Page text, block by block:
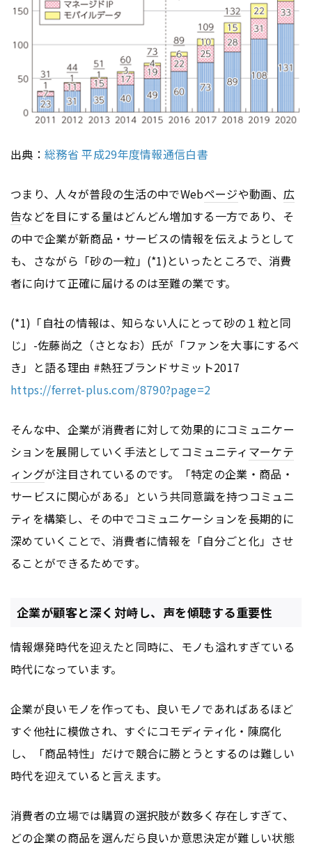
出典： 総務省 平成29年度情報通信白書
つまり、人々が普段の生活の中でWebページや動画、広
告などを目にする量はどんどん増加する一方であり、そ
の中で企業が新商品・サービスの情報を伝えようとして
も、さながら「砂の一粒」(*1)といったところで、消費
者に向けて正確に届けるのは至難の業です。
(*1)「自社の情報は、知らない人にとって砂の１粒と同
じ」-佐藤尚之（さとなお）氏が「ファンを大事にするべ
き」と語る理由 #熱狂ブランドサミット2017
https://ferret-plus.com/8790?page=2
そんな中、企業が消費者に対して効果的にコミュニケー
ションを展開していく手法としてコミュニティ マーケテ
ィングが注目されているのです。「特定の企業・商品・
サービスに関心がある」という共同意識を持つコミュニ
ティを構築し、その中でコミュニケーションを長期的に
深めていくことで、消費者に情報を「自分ごと化」させ
ることができるためです。
企業が顧客と深く対峙し、声を傾聴する重要性
情報爆発時代を迎えたと同時に、モノも溢れすぎている
時代になっています。
企業が良いモノを作っても、良いモノであればあるほど
すぐ他社に模倣され、すぐにコモディティ化・陳腐化
し、「商品特性」だけで競合に勝とうとするのは難しい
時代を迎えていると言えます。
消費者の立場では購買の選択肢が数多く存在しすぎて、
どの企業の商品を選んだら良いか意思決定が難しい状態